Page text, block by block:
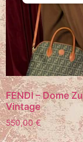
FENDI – Dome
Vintage
550,00€